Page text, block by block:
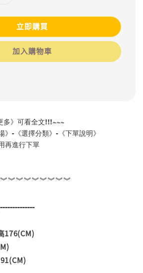
立即購買
加入購物車
多》可看全文!!!~~~
-《選擇分類》-《下單說明》
再進行下單
176(CM)